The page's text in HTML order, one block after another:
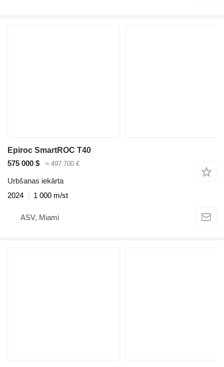
Epiroc SmartROC T40
575 000 $
≈ 497 700 €
Urbšanas iekārta
2024
1 000 m/st
ASV, Miami